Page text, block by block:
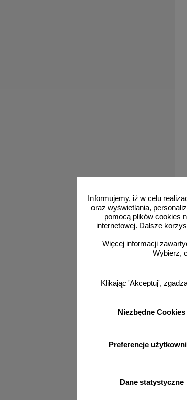
Informujemy, iż w celu
oraz wyświetlania,
pomocą plików cookies
internetowej. Dalsze
Więcej informacji
Wybierz,
Klikając 'Akceptuj',
Niezbędne Cookies
Preferencje
Dane statystyczne